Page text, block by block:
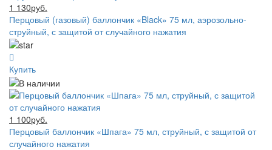
1 130руб.
Перцовый (газовый) баллончик «Black» 75 мл, аэрозольно-
струйный, с защитой от случайного нажатия
Купить
1 100руб.
Перцовый баллончик «Шпага» 75 мл, струйный, с защитой от
случайного нажатия